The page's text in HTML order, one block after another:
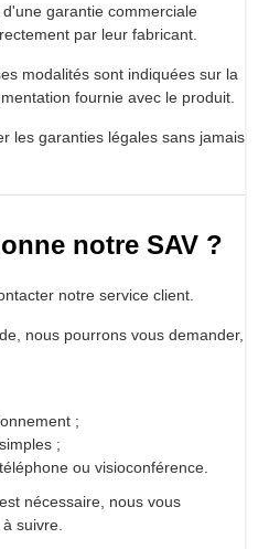
garantie commerciale
par leur fabricant.
modalités sont indiquées sur la
fournie avec le produit.
les garanties légales sans jamais
notre SAV ?
notre service client.
nous pourrons vous demander,
;
;
ou visioconférence.
nécessaire, nous vous
suivre.